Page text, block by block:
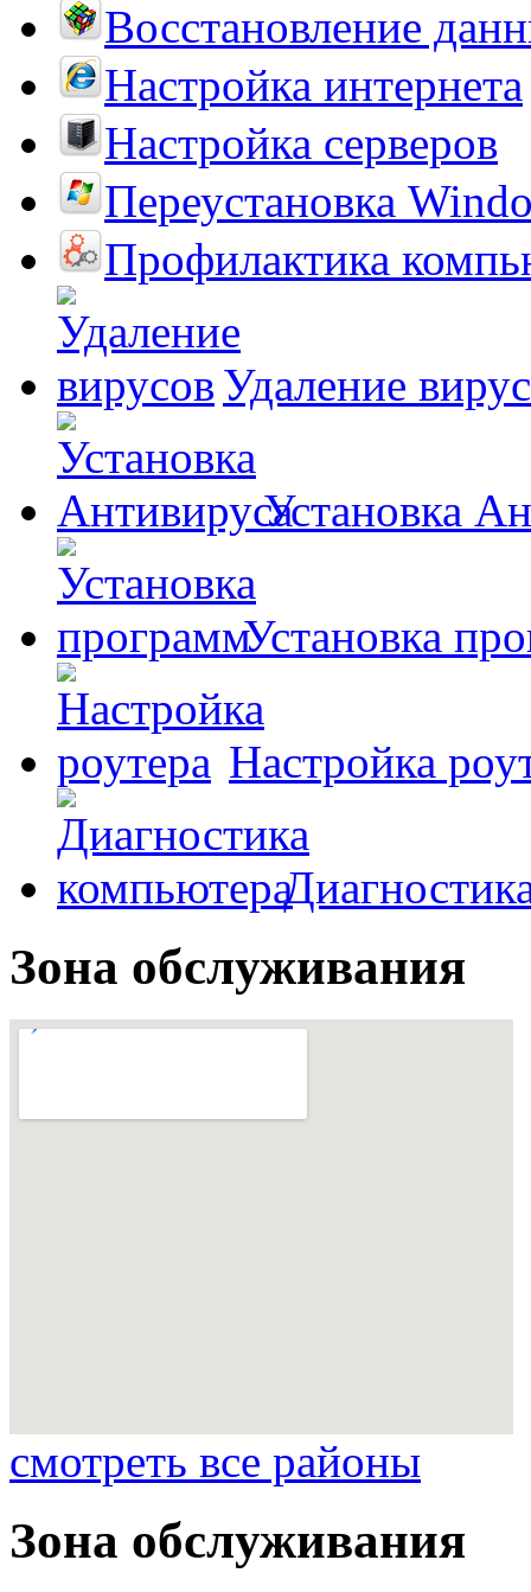
Восстановление
Настройка интернета
Настройка серверов
Переустановка
Профилактика
Удаление
Установка
Установка
Настройка
Зона обслуживания
смотреть все районы
Зона обслуживания